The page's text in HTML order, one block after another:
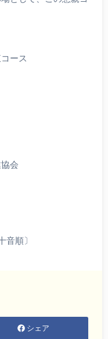
ース
会
順〕
シェア